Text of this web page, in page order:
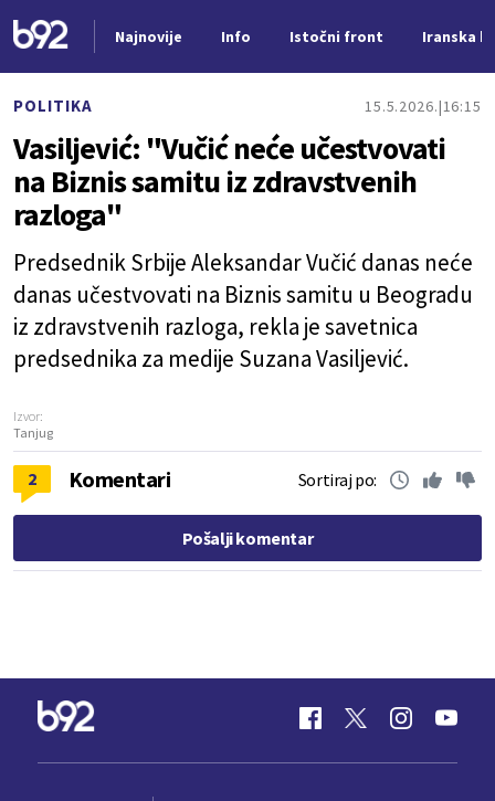
Najnovije Info Istočni front Iranska
POLITIKA 15.5.2026. 16:15
Vasiljević: "Vučić neće učestvovati
na Biznis samitu iz zdravstvenih
razloga"
Predsednik Srbije Aleksandar Vučić danas neće
danas učestvovati na Biznis samitu u Beogradu
iz zdravstvenih razloga, rekla je savetnica
predsednika za medije Suzana Vasiljević.
Izvor:
Tanjug
2 Komentari Sortiraj po:
Pošalji komentar